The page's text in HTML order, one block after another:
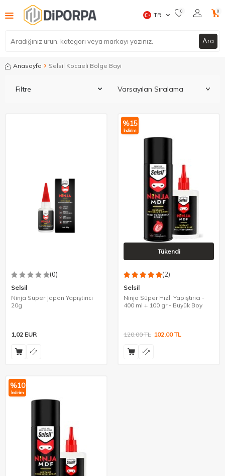
Ara
TR 0 0
Anasayfa Selsil Kocaeli Bölge Bayi
Filtre
(0)
Selsil
Ninja Süper Japon Yapıştırıcı
20g
1,02 EUR
%15
İndirim
Tükendi
(2)
Selsil
Ninja Süper Hızlı Yapıştırıcı -
400 ml + 100 gr - Büyük Boy
120,00TL 102,00TL
%10
İndirim